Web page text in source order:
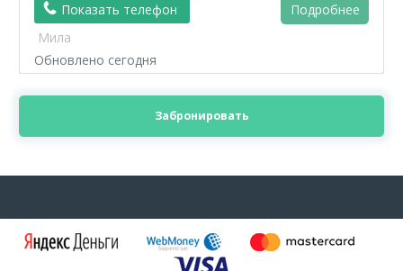
Показать телефон
Подробнее
Мила
Обновлено сегодня
Забронировать